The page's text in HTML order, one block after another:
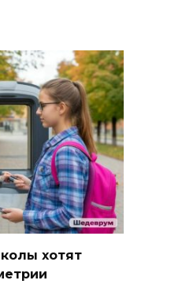
хотят